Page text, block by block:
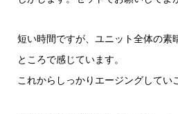
短い時間ですが、ユニット全体の素
ところで感じています。
これからしっかりエージングしてい